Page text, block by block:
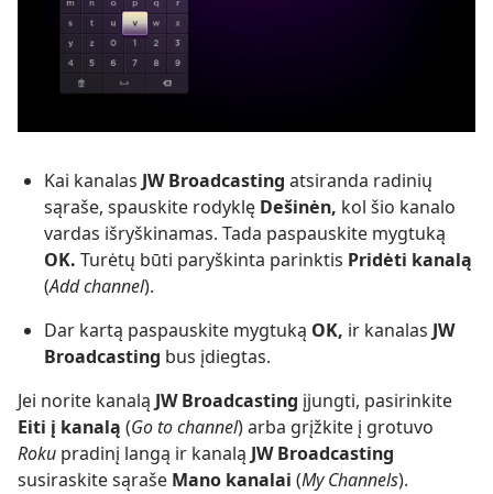
Kai kanalas JW Broadcasting atsiranda radinių
sąraše, spauskite rodyklę Dešinėn, kol šio kanalo
vardas išryškinamas. Tada paspauskite mygtuką
OK. Turėtų būti paryškinta parinktis Pridėti kanalą
(Add channel).
Dar kartą paspauskite mygtuką OK, ir kanalas JW
Broadcasting bus įdiegtas.
Jei norite kanalą JW Broadcasting įjungti, pasirinkite
Eiti į kanalą (Go to channel) arba grįžkite į grotuvo
Roku pradinį langą ir kanalą JW Broadcasting
susiraskite sąraše Mano kanalai (My Channels).